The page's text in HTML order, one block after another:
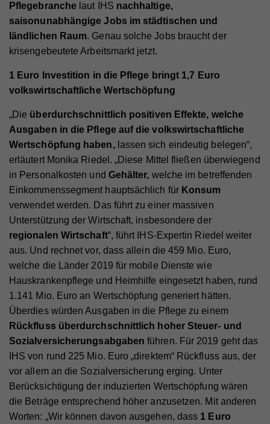
Pflegebranche laut IHS nachhaltige,
saisonunabhängige Jobs im städtischen und
ländlichen Raum. Genau solche Jobs braucht der
krisengebeutete Arbeitsmarkt jetzt.
1 Euro Investition in die Pflege bringt 1,7 Euro
volkswirtschaftliche Wertschöpfung
„Die überdurchschnittlich positiven Effekte, welche
Ausgaben in die Pflege auf die volkswirtschaftliche
Wertschöpfung haben,lassen sich eindeutig belegen“,
erläutert Monika Riedel. „Diese Mittel fließen überwiegend
in Personalkosten und Gehälter, welche im betreffenden
Einkommenssegment hauptsächlich für Konsum
verwendet werden. Das führt zu einer massiven
Unterstützung der Wirtschaft, insbesondere der
regionalen Wirtschaft“, führt IHS-Expertin Riedel weiter
aus. Und rechnet vor, dass allein die 459 Mio. Euro,
welche die Länder 2019 für mobile Dienste wie
Hauskrankenpflege und Heimhilfe eingesetzt haben, rund
1.141 Mio. Euro an Wertschöpfung generiert hätten.
Überdies würden Ausgaben in die Pflege zu einem
Rückfluss überdurchschnittlich hoher Steuer- und
Sozialversicherungsabgabenführen. Für 2019 geht das
IHS von rund 225 Mio. Euro „direktem“ Rückfluss aus, der
vor allem an die Sozialversicherung erging. Unter
Berücksichtigung der induzierten Wertschöpfung wären
die Beträge entsprechend höher anzusetzen. Mit anderen
Worten: „Wir können davon ausgehen, dass 1 Euro